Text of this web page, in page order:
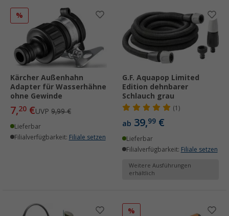
%
Kärcher Außenhahn
Adapter für Wasserhähne
ohne Gewinde
7,20 €UVP 9,99 €
Lieferbar
Filialverfügbarkeit: Filiale setzen
G.F. Aquapop Limited
Edition dehnbarer
Schlauch grau
(1)
ab 39,99 €
Lieferbar
Filialverfügbarkeit: Filiale setzen
Weitere Ausführungen
erhältlich
%